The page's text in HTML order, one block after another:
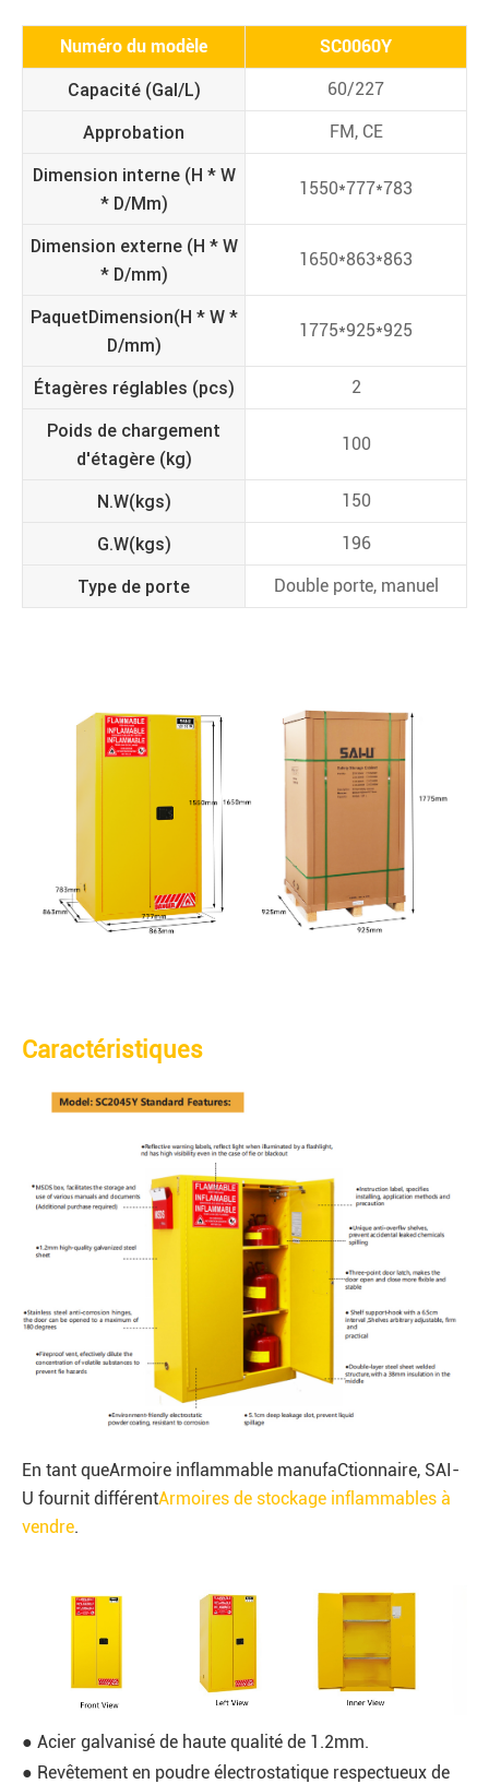
Numéro du modèle SC0060Y
Capacité (Gal/L) 60/227
Approbation FM, CE
Dimension interne (H * W
* D/Mm)
1550*777*783
Dimension externe (H * W
* D/mm)
1650*863*863
PaquetDimension(H * W *
D/mm)
1775*925*925
Étagères réglables (pcs) 2
Poids de chargement
d'étagère (kg)
100
N.W(kgs) 150
G.W(kgs) 196
Type de porte Double porte, manuel
Caractéristiques
En tant queArmoire inflammable manufaCtionnaire, SAI-
U fournit différentArmoires de stockage inflammables à
vendre.
● Acier galvanisé de haute qualité de 1.2mm.
● Revêtement en poudre électrostatique respectueux de